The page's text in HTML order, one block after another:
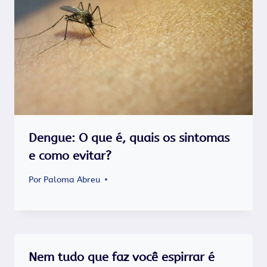
Dengue: O que é, quais os sintomas
e como evitar?
Por Paloma Abreu
Nem tudo que faz você espirrar é